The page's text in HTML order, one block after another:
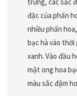
đặc của phấn
nhiều phấn
bạc hà vào thời
xanh. Vào đầu
mật ong hoa
màu sắc đậm